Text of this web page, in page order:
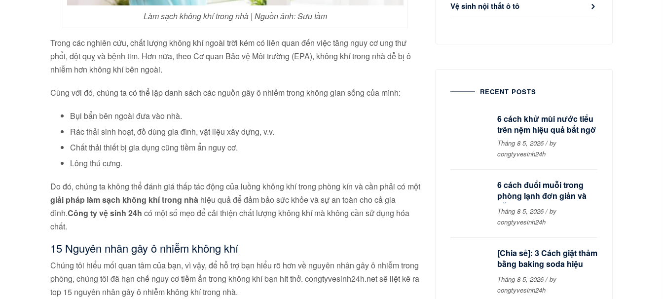
Làm sạch không khí trong nhà | Nguồn ảnh: Sưu tầm
Trong các nghiên cứu, chất lượng không khí ngoài trời kém có liên quan đến việc tăng nguy cơ ung thư
phổi, đột quỵ và bệnh tim. Hơn nữa, theo Cơ quan Bảo vệ Môi trường (EPA), không khí trong nhà dễ bị ô
nhiễm hơn không khí bên ngoài.
Cùng với đó, chúng ta có thể lập danh sách các nguồn gây ô nhiễm trong không gian sống của mình:
Bụi bẩn bên ngoài đưa vào nhà.
Rác thải sinh hoạt, đồ dùng gia đình, vật liệu xây dựng, v.v.
Chất thải thiết bị gia dụng cũng tiềm ẩn nguy cơ.
Lông thú cưng.
Do đó, chúng ta không thể đánh giá thấp tác động của luồng không khí trong phòng kín và cần phải có một
giải pháp làm sạch không khí trong nhà hiệu quả để đảm bảo sức khỏe và sự an toàn cho cả gia
đình.Công ty vệ sinh 24h có một số mẹo để cải thiện chất lượng không khí mà không cần sử dụng hóa
chất.
15 Nguyên nhân gây ô nhiễm không khí
Chúng tôi hiểu mối quan tâm của bạn, vì vậy, để hỗ trợ bạn hiểu rõ hơn về nguyên nhân gây ô nhiễm trong
phòng, chúng tôi đã hạn chế nguy cơ tiềm ẩn trong không khí bạn hít thở. congtyvesinh24h.net sẽ liệt kê ra
top 15 nguyên nhân gây ô nhiễm không khí trong nhà.
Vệ sinh nội thất ô tô
RECENT POSTS
6 cách khử mùi nước tiểu
trên nệm hiệu quả bất ngờ
Tháng 8 5, 2026 / by
congtyvesinh24h
6 cách đuổi muỗi trong
phòng lạnh đơn giản và
dễ thực hiện
Tháng 8 5, 2026 / by
congtyvesinh24h
[Chia sẻ]: 3 Cách giặt thảm
bằng baking soda hiệu
quả tại nhà
Tháng 8 5, 2026 / by
congtyvesinh24h